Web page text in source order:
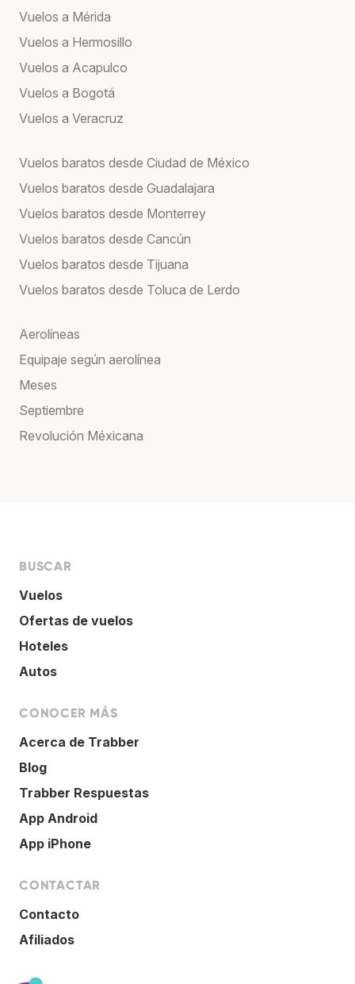
Vuelos a Mérida
Vuelos a Hermosillo
Vuelos a Acapulco
Vuelos a Bogotá
Vuelos a Veracruz
Vuelos baratos desde Ciudad de México
Vuelos baratos desde Guadalajara
Vuelos baratos desde Monterrey
Vuelos baratos desde Cancún
Vuelos baratos desde Tijuana
Vuelos baratos desde Toluca de Lerdo
Aerolíneas
Equipaje según aerolínea
Meses
Septiembre
Revolución Méxicana
BUSCAR
Vuelos
Ofertas de vuelos
Hoteles
Autos
CONOCER MÁS
Acerca de Trabber
Blog
Trabber Respuestas
App Android
App iPhone
CONTACTAR
Contacto
Afiliados